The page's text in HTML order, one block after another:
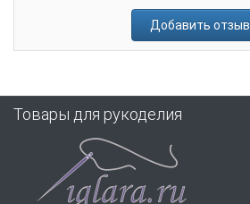
Добавить отзыв
Товары для рукоделия